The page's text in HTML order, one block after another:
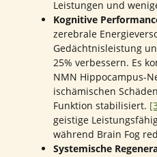
Leistungen und
Kognitive
zerebrale
Gedächtnisleistung
25% verbessern. Es
NMN Hippocampus-
ischämischen
Funktion stabilisiert.
geistige
während Brain Fog
Systemische